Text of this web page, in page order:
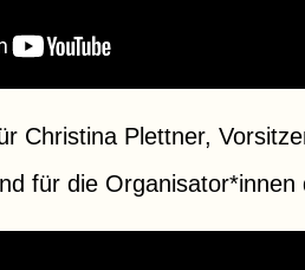
Christina Plettner,
für die